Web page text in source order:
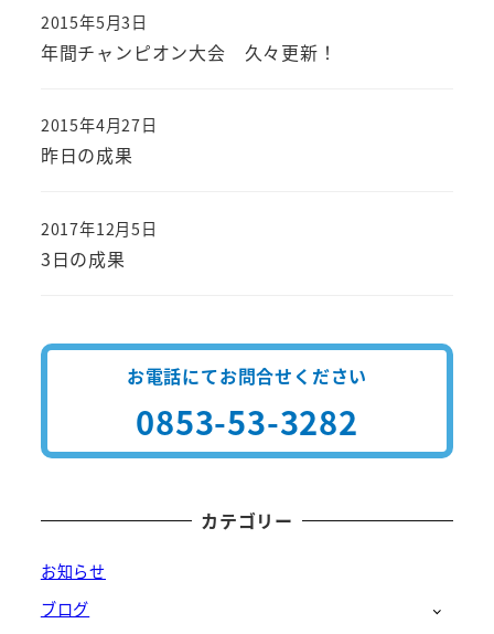
年間チャンピオン大会 久々更新！
投稿日
2015年5月3日
昨日の成果
投稿日
2015年4月27日
3日の成果
投稿日
2017年12月5日
お電話にてお問合せください
0853-53-3282
カテゴリー
お知らせ
ブログ